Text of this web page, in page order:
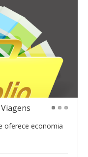
oferece economia